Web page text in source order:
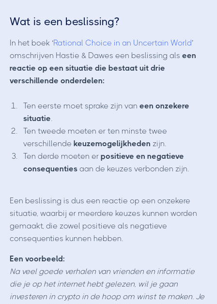
Wat is een beslissing?
In het boek ‘Rational Choice in an Uncertain World’
omschrijven Hastie & Dawes een beslissing als een
reactie op een situatie die bestaat uit drie
verschillende onderdelen:
Ten eerste moet sprake zijn van een onzekere
situatie.
Ten tweede moeten er ten minste twee
verschillende keuzemogelijkheden zijn.
Ten derde moeten er positieve en negatieve
consequenties aan de keuzes verbonden zijn.
Een beslissing is dus een reactie op een onzekere
situatie, waarbij er meerdere keuzes kunnen worden
gemaakt, die zowel positieve als negatieve
consequenties kunnen hebben.
Een voorbeeld:
Na veel goede verhalen van vrienden en informatie
die je op het internet hebt gelezen, wil je gaan
investeren in crypto in de hoop om winst te maken. Je